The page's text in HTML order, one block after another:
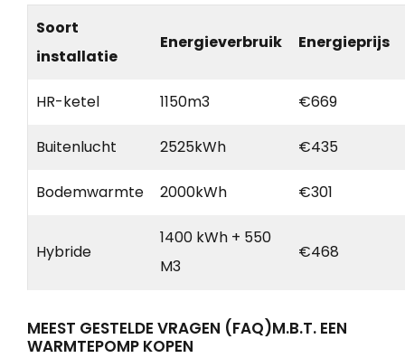
Soort
installatie
Energieverbruik Energieprijs
HR-ketel 1150m3 €669
Buitenlucht 2525kWh €435
Bodemwarmte 2000kWh €301
Hybride
1400 kWh + 550
M3
€468
MEEST GESTELDE VRAGEN (FAQ)M.B.T. EEN
WARMTEPOMP KOPEN